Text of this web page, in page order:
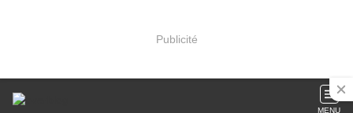
Publicité
MENU